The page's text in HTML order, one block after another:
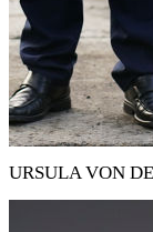
URSULA VON